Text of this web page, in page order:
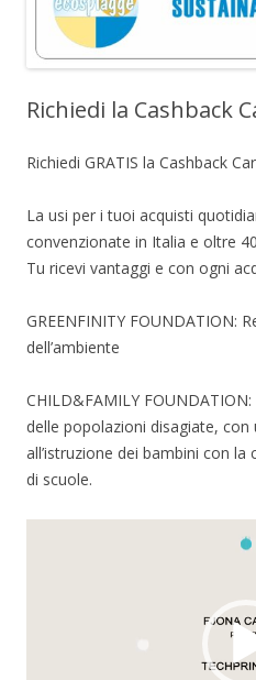
Richiedi la Cashback
Richiedi GRATIS la Cashback
La usi per i tuoi acquisti
convenzionate in Italia e oltre
Tu ricevi vantaggi e con ogni
GREENFINITY FOUNDATION:
dell’ambiente
CHILD&FAMILY
delle popolazioni disagiate,
all’istruzione dei bambini con
di scuole.